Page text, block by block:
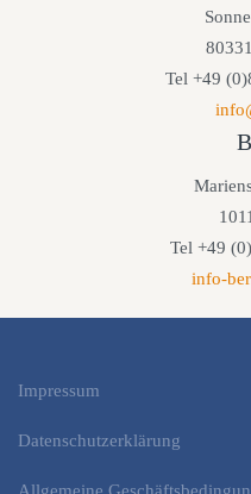
Tel +49
Tel +49
info-
Impressum
Datenschutzerklärung